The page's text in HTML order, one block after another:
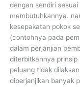
dengan sendiri
membutuhkannya.
kesepakatan pokok
(contohnya pada
dalam perjanjian
diterbitkannya prinsip
peluang tidak
diperjanjikan banyak